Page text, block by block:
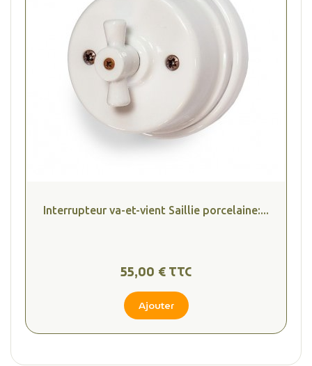
Interrupteur va-et-vient Saillie porcelaine:...
55,00 € TTC
Ajouter